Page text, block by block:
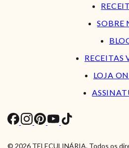
SOBRE
RECEITAS
LOJA
© 2026 TELECULINÁRIA. Todos os